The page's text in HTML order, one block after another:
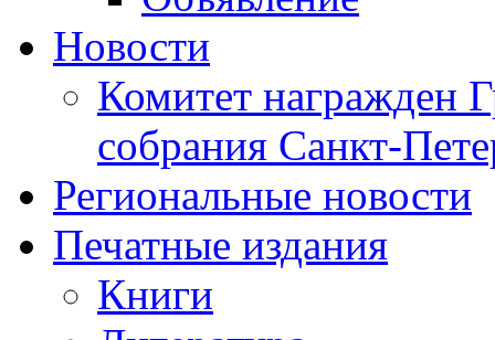
Новости
Комитет награжден
собрания Санкт-
Региональные новости
Печатные издания
Книги